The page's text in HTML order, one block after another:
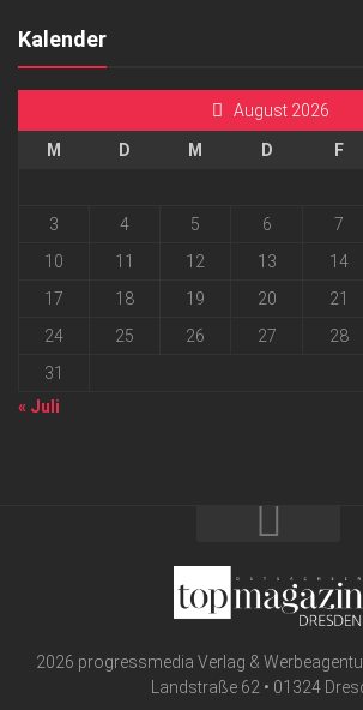
Kalender
August 2026
M D M D F
3
4 5 6 7
10
11 12 13 14
17
18 19 20 21
24
25 26 27 28
31
« Juli
2026 progressmedia Verlag &
Landstraße 62 • 01324